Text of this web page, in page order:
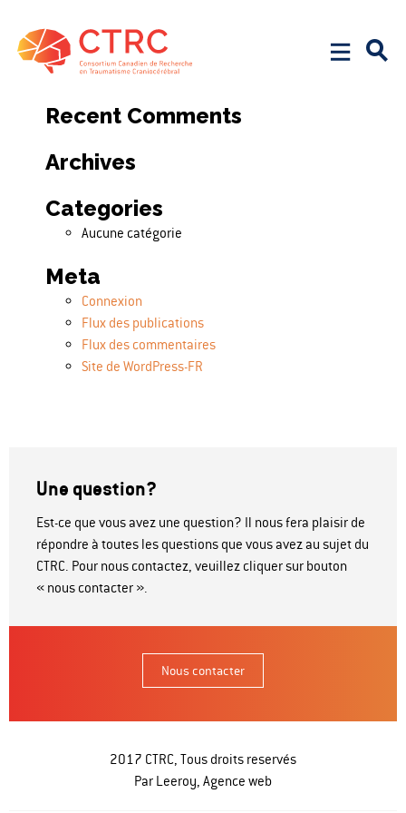
Search
Rechercher :
Recent Comments
Archives
Categories
Aucune catégorie
Meta
Connexion
Flux des publications
Flux des commentaires
Site de WordPress-FR
Une question?
Est-ce que vous avez une question? Il nous fera plaisir de
répondre à toutes les questions que vous avez au sujet du
CTRC. Pour nous contactez, veuillez cliquer sur bouton
« nous contacter ».
Nous contacter
2017 CTRC, Tous droits reservés
Par Leeroy, Agence web